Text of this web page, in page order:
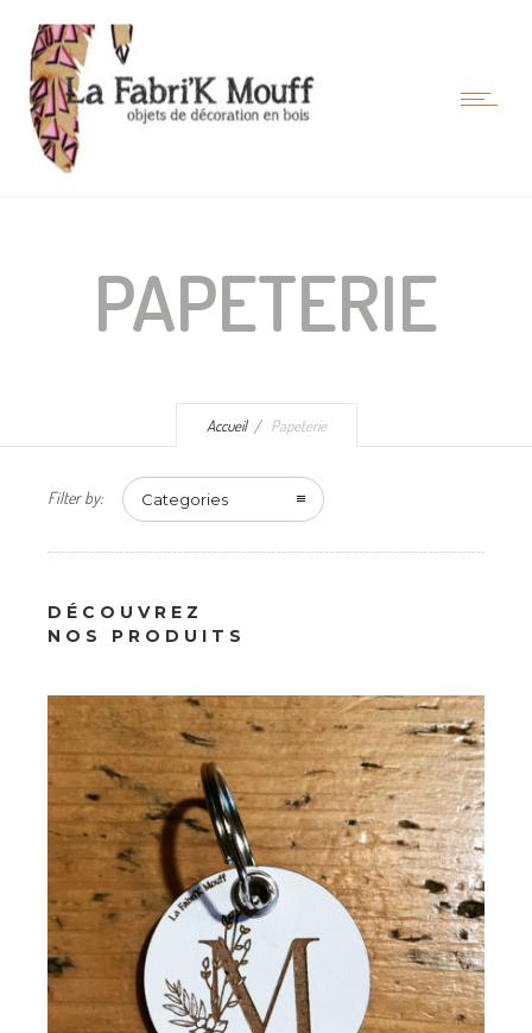
PAPETERIE
Accueil Papeterie
Filter by: Categories
DÉCOUVREZ
NOS PRODUITS
Porte-clés Initiale Fleurie